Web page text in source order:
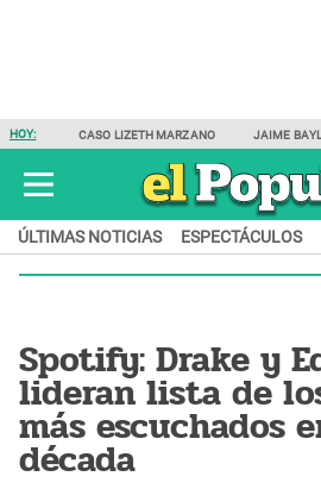
HOY: CASO LIZETH MARZANO JAIME
ÚLTIMAS NOTICIAS ESPECTÁCULOS
Spotify: Drake y
lideran lista de
más escuchados
década